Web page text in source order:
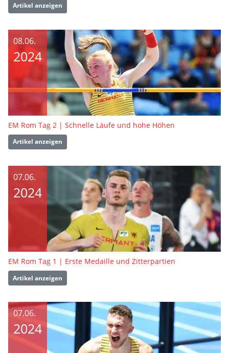
Artikel anzeigen
08.06.
2024
EM Rom Tag 2 | Schnelle Läufe und hohe Höhen
Artikel anzeigen
07.06.
2024
EM Rom Tag 1 | Erste Medaille und Zitterpartien
Artikel anzeigen
07.06.
2024